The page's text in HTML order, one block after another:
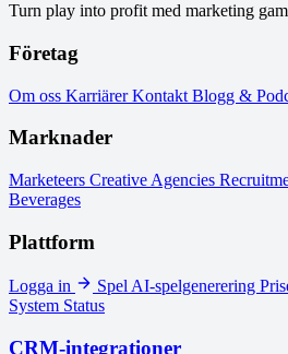
Turn play into profit med marketing
Företag
Om oss KarriärerKontakt Blogg &
Marknader
Marketeers Creative Agencies
Beverages
Plattform
Logga in SpelAI-spelgenerering
System Status
CRM-integrationer